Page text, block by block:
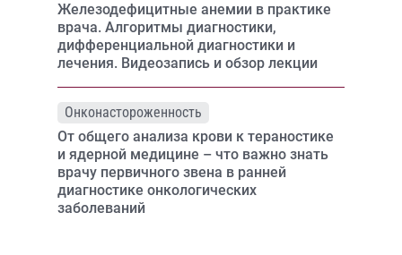
Железодефицитные анемии в практике
врача. Алгоритмы диагностики,
дифференциальной диагностики и
лечения. Видеозапись и обзор лекции
Онконастороженность
От общего анализа крови к тераностике
и ядерной медицине – что важно знать
врачу первичного звена в ранней
диагностике онкологических
заболеваний